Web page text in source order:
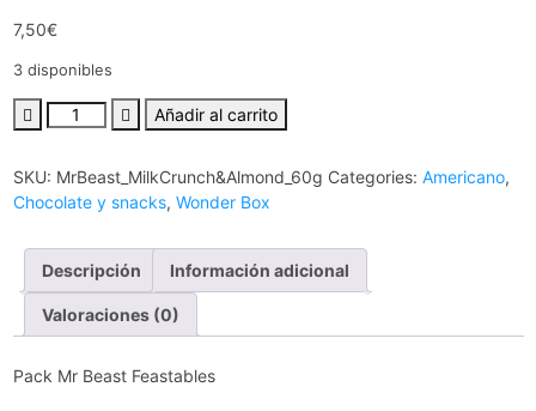
7,50€
3 disponibles
Añadir al carrito
SKU: MrBeast_MilkCrunch&Almond_60g Categories: Americano,
Chocolate y snacks, Wonder Box
Descripción Información adicional
Valoraciones (0)
Pack Mr Beast Feastables